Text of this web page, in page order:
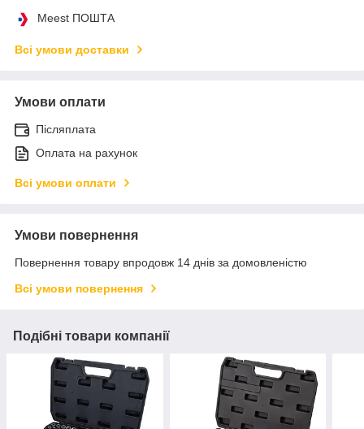
Meest ПОШТА
Всі умови доставки
Умови оплати
Післяплата
Оплата на рахунок
Всі умови оплати
Умови повернення
Повернення товару впродовж 14 днів за домовленістю
Всі умови повернення
Подібні товари компанії